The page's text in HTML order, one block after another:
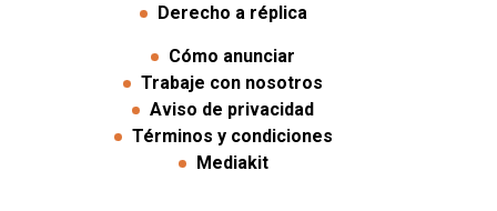
Derecho a réplica
Cómo anunciar
Trabaje con nosotros
Aviso de privacidad
Términos y condiciones
Mediakit